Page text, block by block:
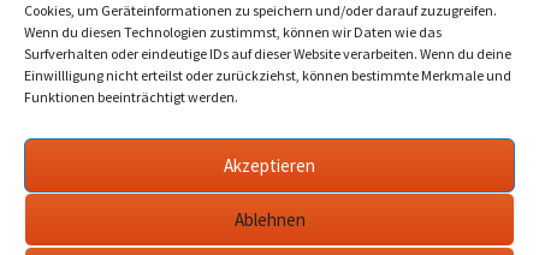
Cookies, um Geräteinformationen zu speichern und/oder darauf zuzugreifen.
Wenn du diesen Technologien zustimmst, können wir Daten wie das
Surfverhalten oder eindeutige IDs auf dieser Website verarbeiten. Wenn du deine
Einwillligung nicht erteilst oder zurückziehst, können bestimmte Merkmale und
Funktionen beeinträchtigt werden.
Akzeptieren
Ablehnen
Suchen
nach: